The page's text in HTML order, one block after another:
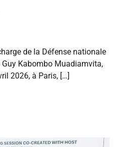
de la Défense nationale
Kabombo Muadiamvita,
2026, à Paris, […]